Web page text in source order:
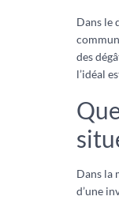
Dans le
des
l’idéal
Dans la
d’une